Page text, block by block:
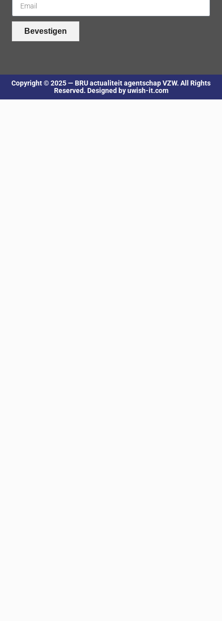
Bevestigen
Copyright © 2025 — BRU actualiteit agentschap VZW. All Rights
Reserved. Designed by uwish-it.com